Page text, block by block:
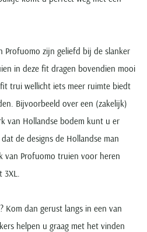
Profuomo zijn geliefd bij de slanker
in deze fit dragen bovendien mooi
trui wellicht iets meer ruimte biedt
Bijvoorbeeld over een (zakelijk)
van Hollandse bodem kunt u er
de designs de Hollandse man
van Profuomo truien voor heren
Kom dan gerust langs in een van
helpen u graag met het vinden